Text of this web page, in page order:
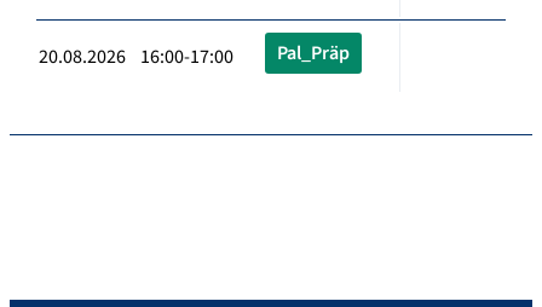
20.08.2026 16:00-17:00 Pal_Präp